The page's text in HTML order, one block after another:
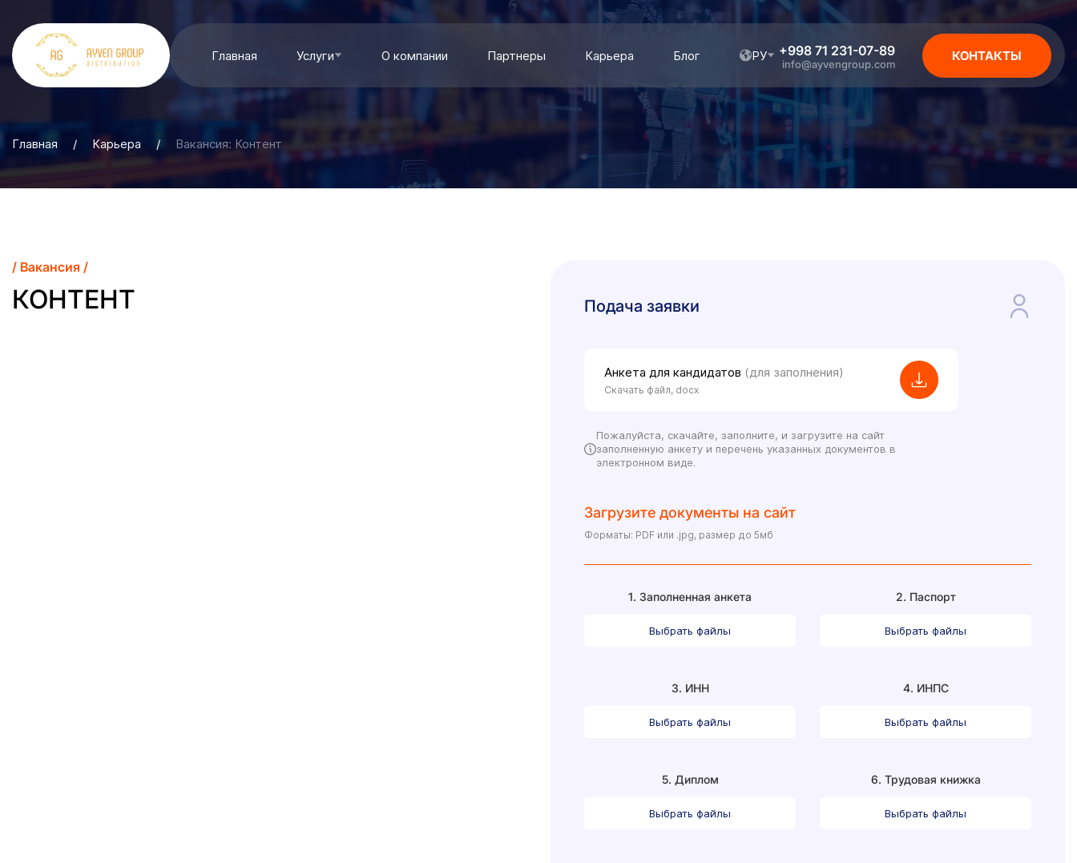
Главная Услуги О компании Партнеры Карьера Блог РУ +998 71 231-07-89
info@ayvengroup.com
КОНТАКТЫ
Главная / Карьера / Вакансия: Контент
/ Вакансия /
КОНТЕНТ Подача заявки
Анкета для кандидатов (для заполнения)
Скачать файл, docx
Пожалуйста, скачайте, заполните, и загрузите на сайт
заполненную анкету и перечень указанных документов в
электронном виде.
Загрузите документы на сайт
Форматы: PDF или .jpg, размер до 5мб
1. Заполненная анкета
Выбрать файлы
2. Паспорт
Выбрать файлы
3. ИНН
Выбрать файлы
4. ИНПС
Выбрать файлы
5. Диплом
Выбрать файлы
6. Трудовая книжка
Выбрать файлы